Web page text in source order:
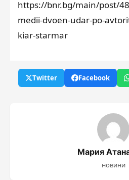
https://bnr.bg/main/post/
medii-dvoen-udar-po-
kiar-starmar
Twitter Facebook
Мария
новини